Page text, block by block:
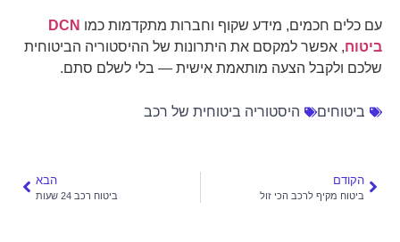
עם כלים חכמים, מידע שקוף וחברות מתקדמות כמו DCN
ביטוח, אפשר למקסם את היתרונות של ההיסטוריה הביטוחית
שלכם ולקבל הצעה מותאמת אישית — בלי לשלם סתם.
ביטוחים היסטוריה ביטוחית של רכב
הקודם
ביטוח מקיף לרכב הכי זול
הבא
ביטוח רכב 24 שעות